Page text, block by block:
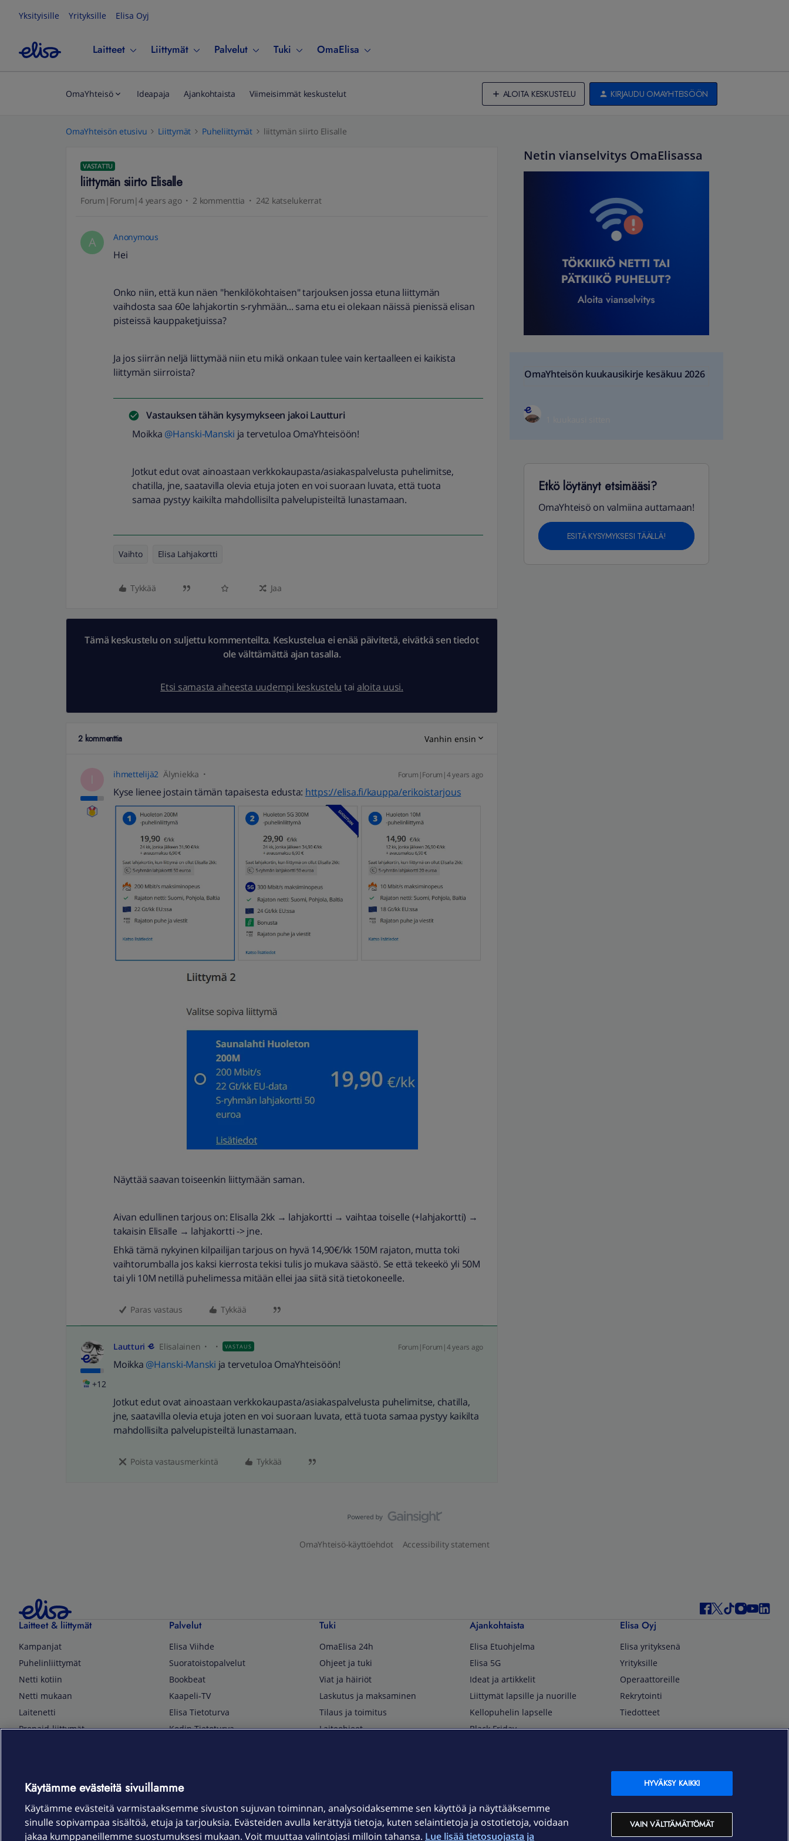
Yksityisille Yrityksille Elisa Oyj
Laitteet Liittymät Palvelut Tuki OmaElisa
OmaYhteisö Ideapaja Ajankohtaista Viimeisimmät keskustelut ALOITA KESKUSTELU KIRJAUDU OMAYHTEISÖÖN
OmaYhteisön etusivu Liittymät Puheliittymät liittymän siirto Elisalle
VASTATTU
liittymän siirto Elisalle
Forum|Forum|4 years ago 2 kommenttia 242 katselukerrat
A Anonymous
Hei
Onko niin, että kun näen "henkilökohtaisen" tarjouksen jossa etuna liittymän
vaihdosta saa 60e lahjakortin s-ryhmään... sama etu ei olekaan näissä pienissä elisan
pisteissä kauppaketjuissa?
Ja jos siirrän neljä liittymää niin etu mikä onkaan tulee vain kertaalleen ei kaikista
liittymän siirroista?
Vastauksen tähän kysymykseen jakoi Lautturi
Moikka @Hanski-Manski ja tervetuloa OmaYhteisöön!
Jotkut edut ovat ainoastaan verkkokaupasta/asiakaspalvelusta puhelimitse,
chatilla, jne, saatavilla olevia etuja joten en voi suoraan luvata, että tuota
samaa pystyy kaikilta mahdollisilta palvelupisteiltä lunastamaan.
Vaihto Elisa Lahjakortti
Tykkää Jaa
Tämä keskustelu on suljettu kommenteilta. Keskustelua ei enää päivitetä, eivätkä sen tiedot
ole välttämättä ajan tasalla.
Etsi samasta aiheesta uudempi keskustelu tai aloita uusi.
2 kommenttia Vanhin ensin
I ihmettelijä2 Älyniekka Forum|Forum|4 years ago
Kyse lienee jostain tämän tapaisesta edusta: https://elisa.fi/kauppa/erikoistarjous
Näyttää saavan toiseenkin liittymään saman.
Aivan edullinen tarjous on: Elisalla 2kk → lahjakortti → vaihtaa toiselle (+lahjakortti) →
takaisin Elisalle → lahjakortti -> jne.
Ehkä tämä nykyinen kilpailijan tarjous on hyvä 14,90€/kk 150M rajaton, mutta toki
vaihtorumballa jos kaksi kierrosta tekisi tulis jo mukava säästö. Se että tekeekö yli 50M
tai yli 10M netillä puhelimessa mitään ellei jaa siitä sitä tietokoneelle.
Paras vastaus Tykkää
+12
Lautturi Elisalainen VASTAUS Forum|Forum|4 years ago
Moikka @Hanski-Manski ja tervetuloa OmaYhteisöön!
Jotkut edut ovat ainoastaan verkkokaupasta/asiakaspalvelusta puhelimitse, chatilla,
jne, saatavilla olevia etuja joten en voi suoraan luvata, että tuota samaa pystyy kaikilta
mahdollisilta palvelupisteiltä lunastamaan.
Poista vastausmerkintä Tykkää
Netin vianselvitys OmaElisassa
OmaYhteisön kuukausikirje kesäkuu 2026
Etkö löytänyt etsimääsi?
OmaYhteisö on valmiina auttamaan!
ESITÄ KYSYMYKSESI TÄÄLLÄ!
OmaYhteisö-käyttöehdot Accessibility statement
Laitteet & liittymät
Kampanjat
Puhelinliittymät
Netti kotiin
Netti mukaan
Laitenetti
Prepaid-liittymät
TV & audio
Kodinkoneet
Kamerat ja dronet
Palvelut
Elisa Viihde
Suoratoistopalvelut
Bookbeat
Kaapeli-TV
Elisa Tietoturva
Kodin Tietoturva
Elisa Kotiverkko
Elisa Pilvilinna
Elisa Laiteturva
Tuki
OmaElisa 24h
Ohjeet ja tuki
Viat ja häiriöt
Laskutus ja maksaminen
Tilaus ja toimitus
Laiteohjeet
Kuuluvuuskartta
Asiakastiedotteet
Ajankohtaista
Elisa Etuohjelma
Elisa 5G
Ideat ja artikkelit
Liittymät lapsille ja nuorille
Kellopuhelin lapselle
Black Friday
Elisa Oyj
Elisa yrityksenä
Yrityksille
Operaattoreille
Rekrytointi
Tiedotteet
OmaElisa Self Service
Moving to Finland
Elisa Corporation
Käytämme evästeitä sivuillamme
Käytämme evästeitä varmistaaksemme sivuston sujuvan toiminnan, analysoidaksemme sen käyttöä ja näyttääksemme
sinulle sopivampaa sisältöä, etuja ja tarjouksia. Evästeiden avulla kerättyjä tietoja, kuten selaintietoja ja ostotietoja, voidaan
jakaa kumppaneillemme suostumuksesi mukaan. Voit muuttaa valintojasi milloin tahansa. Lue lisää tietosuojasta ja
VAIN VÄLTTÄMÄTTÖMÄT
HYVÄKSY KAIKKI